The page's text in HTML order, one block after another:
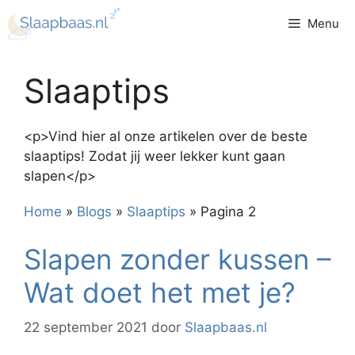
naar
Menu
Slaaptips
<p>Vind hier al onze artikelen over de beste
slaaptips! Zodat jij weer lekker kunt gaan
slapen</p>
Home » Blogs » Slaaptips » Pagina 2
Slapen zonder kussen –
Wat doet het met je?
22 september 2021 door Slaapbaas.nl